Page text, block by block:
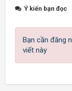
Ý kiến bạn đọc
Bạn cần đăng
viết này